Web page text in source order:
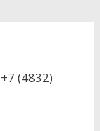
+7 (4832)